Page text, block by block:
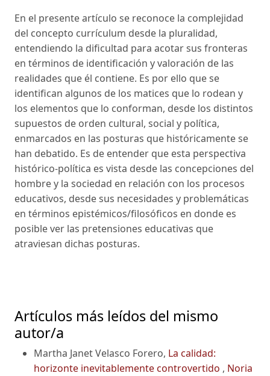
En el presente artículo se reconoce la complejidad
del concepto currículum desde la pluralidad,
entendiendo la dificultad para acotar sus fronteras
en términos de identificación y valoración de las
realidades que él contiene. Es por ello que se
identifican algunos de los matices que lo rodean y
los elementos que lo conforman, desde los distintos
supuestos de orden cultural, social y política,
enmarcados en las posturas que históricamente se
han debatido. Es de entender que esta perspectiva
histórico-política es vista desde las concepciones del
hombre y la sociedad en relación con los procesos
educativos, desde sus necesidades y problemáticas
en términos epistémicos/filosóficos en donde es
posible ver las pretensiones educativas que
atraviesan dichas posturas.
Artículos más leídos del mismo
autor/a
Martha Janet Velasco Forero, La calidad:
horizonte inevitablemente controvertido , Noria